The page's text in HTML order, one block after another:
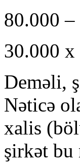
80.000
30.000 x
Deməli,
Nəticə
xalis
şirkət bu